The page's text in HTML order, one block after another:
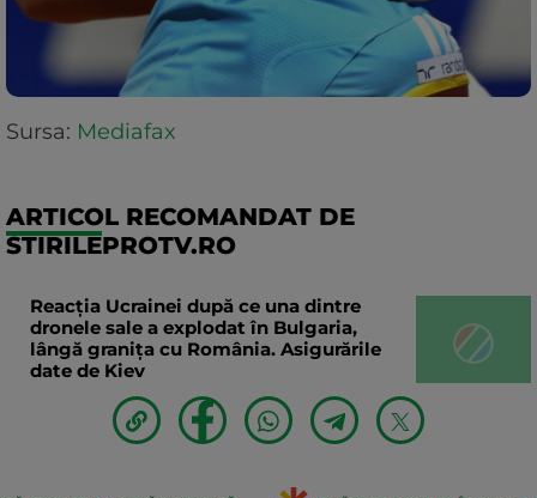
Sursa: Mediafax
ARTICOL RECOMANDAT DE
STIRILEPROTV.RO
Reacția Ucrainei după ce una dintre
dronele sale a explodat în Bulgaria,
lângă granița cu România. Asigurările
date de Kiev